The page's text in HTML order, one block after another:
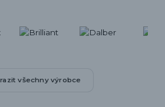
všechny výrobce